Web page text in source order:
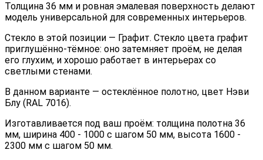
Толщина 36 мм и ровная эмалевая поверхность делают
модель универсальной для современных интерьеров.
Стекло в этой позиции — Графит. Стекло цвета графит
приглушённо-тёмное: оно затемняет проём, не делая
его глухим, и хорошо работает в интерьерах со
светлыми стенами.
В данном варианте — остеклённое полотно, цвет Нэви
Блу (RAL 7016).
Изготавливается под ваш проём: толщина полотна 36
мм, ширина 400 - 1000 с шагом 50 мм, высота 1600 -
2300 мм с шагом 50 мм.